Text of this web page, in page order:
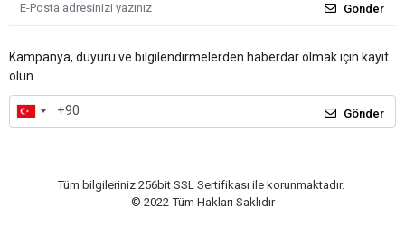
Gönder
Kampanya, duyuru ve bilgilendirmelerden haberdar olmak için kayıt
olun.
Gönder
Tüm bilgileriniz 256bit SSL Sertifikası ile korunmaktadır.
© 2022 Tüm Hakları Saklıdır